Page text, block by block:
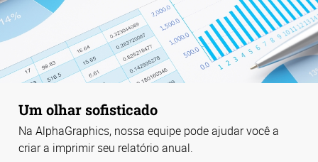
Um olhar sofisticado
Na AlphaGraphics, nossa equipe pode ajudar você a
criar a imprimir seu relatório anual.